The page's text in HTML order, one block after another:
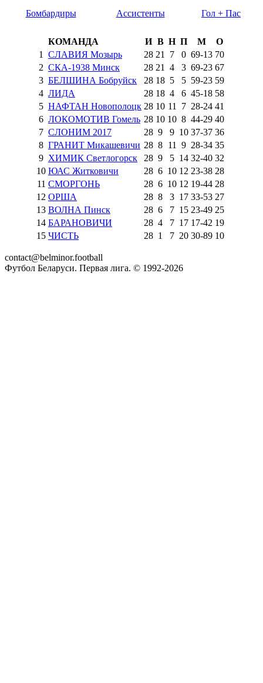
Бомбардиры Ассистенты Гол + Пас
КОМАНДА И В Н П М
О
1
СЛАВИЯ Мозырь 28 21 7 0 69-13 70
2 СКА-1938 Минск 28 21 4 3 69-23 67
3 БЕЛШИНА Бобруйск 28 18 5 5 59-23 59
4 ЛИДА 28 18 4 6 45-18 58
5 НАФТАН Новополоцк 28 10 11 7 28-24 41
6 ЛОКОМОТИВ Гомель 28 10 10 8 44-29 40
7 СЛОНИМ 2017 28 9 9 10 37-37 36
8 ГРАНИТ Микашевичи 28 8 11 9 28-34 35
9 ХИМИК Светлогорск 28 9 5 14 32-40 32
10 ЮАС Житковичи 28 6 10 12 23-38 28
11 СМОРГОНЬ 28 6 10 12 19-44 28
12 ОРША 28 8 3 17 33-53 27
13 ВОЛНА Пинск 28 6 7 15 23-49 25
14 БАРАНОВИЧИ 28 4 7 17 17-42 19
15 ЧИСТЬ 28 1 7 20 30-89 10
contact@belminor.football
Футбол Беларуси. Первая лига. © 1992-2026